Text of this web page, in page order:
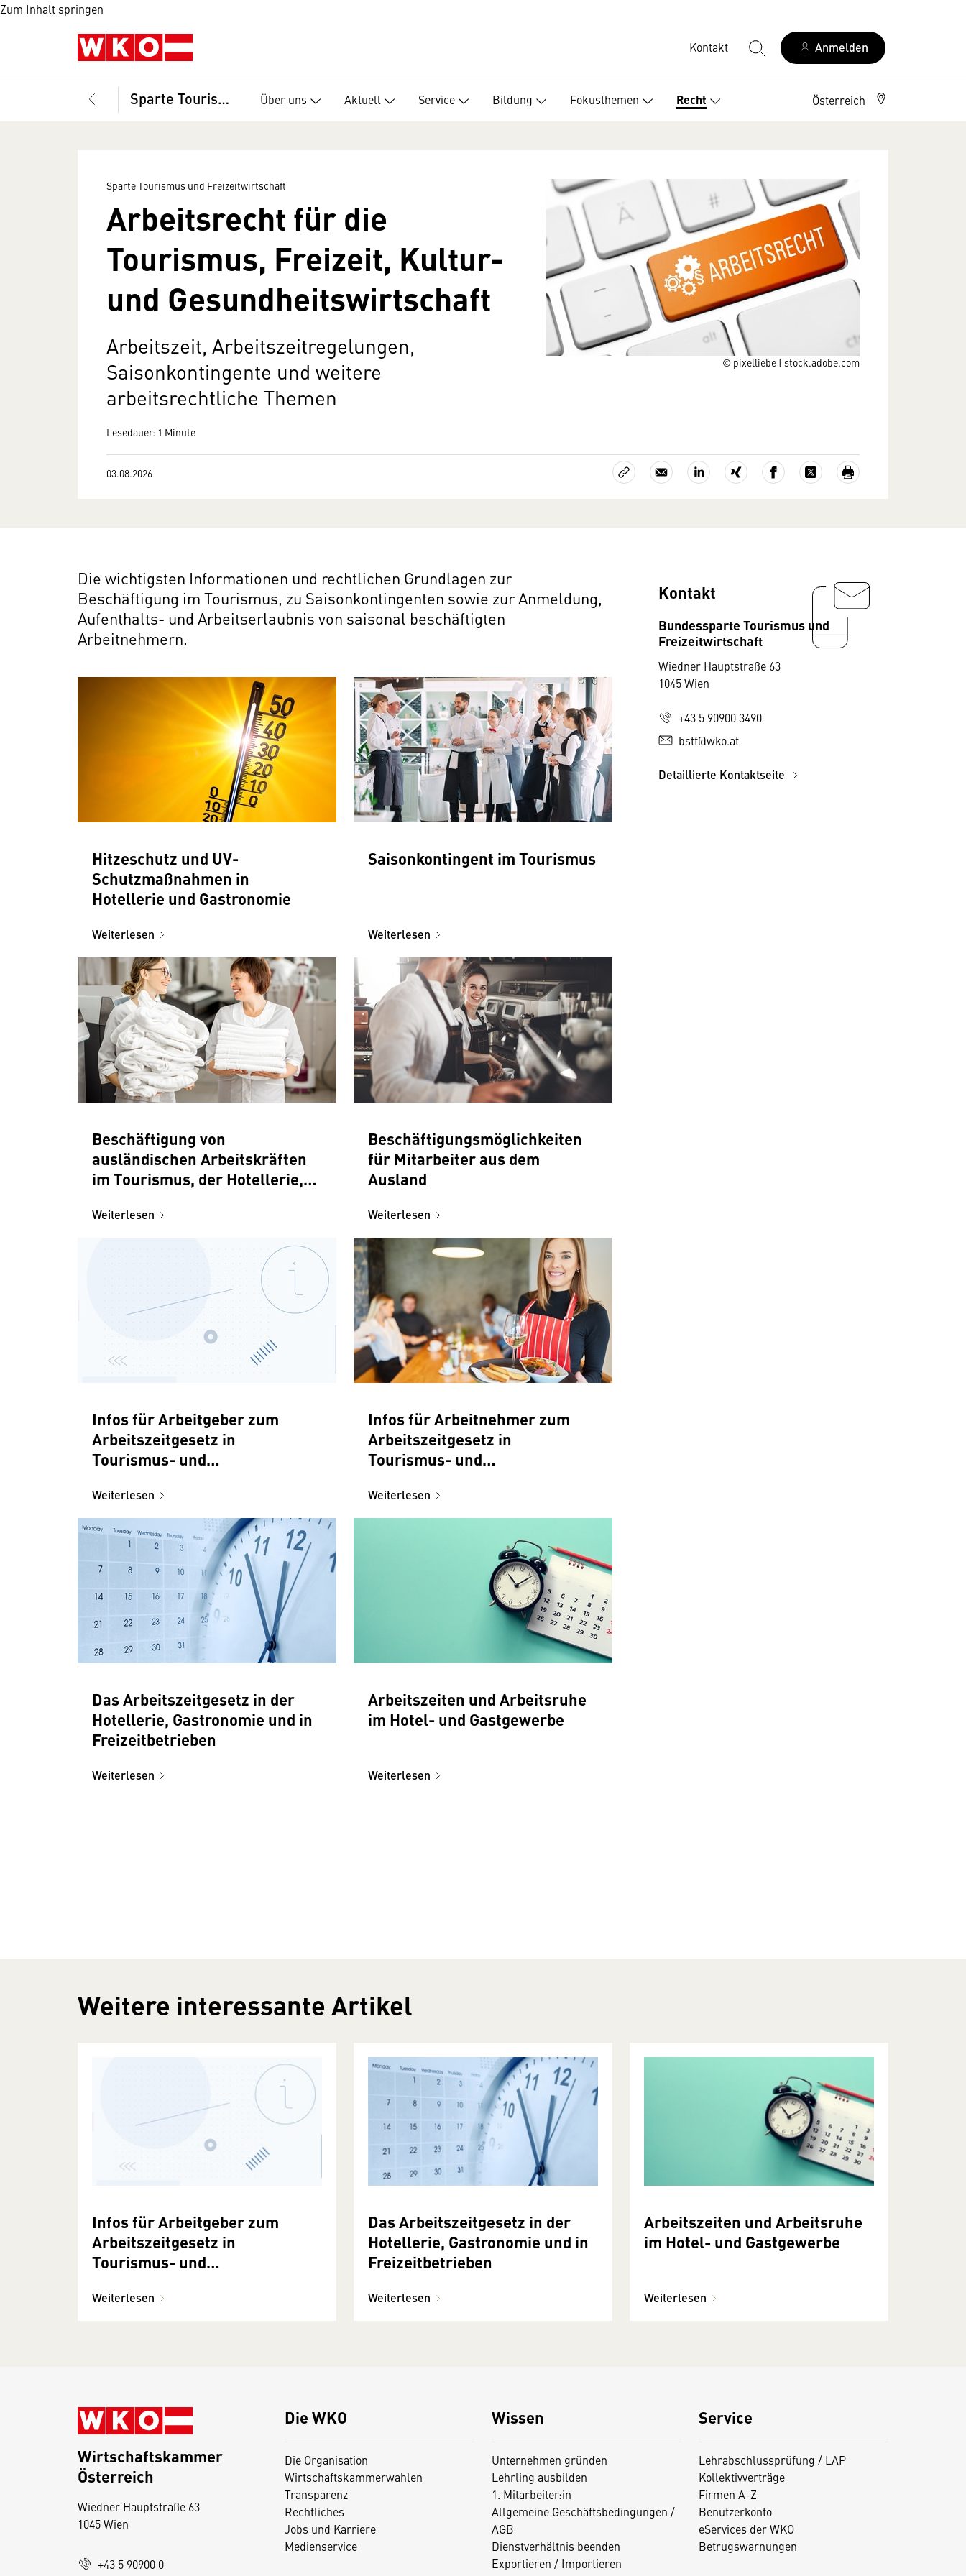
Zum Inhalt springen
Kontakt Anmelden
Sparte Tourismus und Freizeitwirtschaft Über uns Aktuell Service Bildung Fokusthemen Recht Österreich
© pixelliebe | stock.adobe.com
Sparte Tourismus und Freizeitwirtschaft
Arbeitsrecht für die
Tourismus, Freizeit, Kultur-
und Gesundheitswirtschaft
Arbeitszeit, Arbeitszeitregelungen,
Saisonkontingente und weitere
arbeitsrechtliche Themen
Lesedauer: 1 Minute
03.08.2026
Die wichtigsten Informationen und rechtlichen Grundlagen zur
Beschäftigung im Tourismus, zu Saisonkontingenten sowie zur Anmeldung,
Aufenthalts- und Arbeitserlaubnis von saisonal beschäftigten
Arbeitnehmern.
Hitzeschutz und UV-
Schutzmaßnahmen in
Hotellerie und Gastronomie
Weiterlesen
Saisonkontingent im Tourismus
Weiterlesen
Beschäftigung von
ausländischen Arbeitskräften
im Tourismus, der Hotellerie,
Freizeitbetrieben
Weiterlesen
Beschäftigungsmöglichkeiten
für Mitarbeiter aus dem
Ausland
Weiterlesen
Infos für Arbeitgeber zum
Arbeitszeitgesetz in
Tourismus- und
Weiterlesen
Infos für Arbeitnehmer zum
Arbeitszeitgesetz in
Tourismus- und
Weiterlesen
Das Arbeitszeitgesetz in der
Hotellerie, Gastronomie und in
Freizeitbetrieben
Weiterlesen
Arbeitszeiten und Arbeitsruhe
im Hotel- und Gastgewerbe
Weiterlesen
Kontakt
Bundessparte Tourismus und
Freizeitwirtschaft
Wiedner Hauptstraße 63
1045 Wien
+43 5 90900 3490
bstf@wko.at
Detaillierte Kontaktseite
Weitere interessante Artikel
Infos für Arbeitgeber zum
Arbeitszeitgesetz in
Tourismus- und
Weiterlesen
Das Arbeitszeitgesetz in der
Hotellerie, Gastronomie und in
Freizeitbetrieben
Weiterlesen
Arbeitszeiten und Arbeitsruhe
im Hotel- und Gastgewerbe
Weiterlesen
Die WKO
Die Organisation
Wirtschaftskammerwahlen
Transparenz
Rechtliches
Jobs und Karriere
Medienservice
Wissen
Unternehmen gründen
Lehrling ausbilden
1. Mitarbeiter:in
Allgemeine Geschäftsbedingungen /
AGB
Dienstverhältnis beenden
Exportieren / Importieren
Service
Lehrabschlussprüfung / LAP
Kollektivverträge
Firmen A-Z
Benutzerkonto
eServices der WKO
Betrugswarnungen
Wirtschaftskammer
Österreich
Wiedner Hauptstraße 63
1045 Wien
+43 5 90900 0